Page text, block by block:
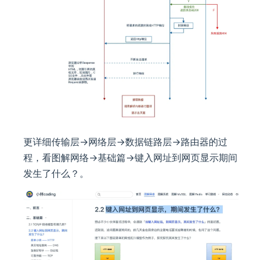
更详细传输层->网络层->数据链路层->路由器的过
程，看图解网络->基础篇->键入网址到网页显示期间
发生了什么？。